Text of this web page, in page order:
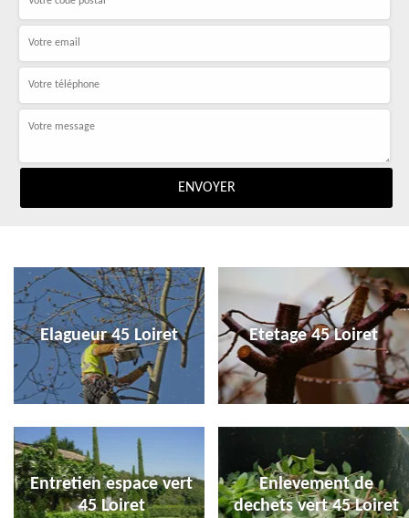
Elagueur 45 Loiret Etetage 45 Loiret
Entretien espace vert
45 Loiret
Enlevement de
dechets vert 45 Loiret